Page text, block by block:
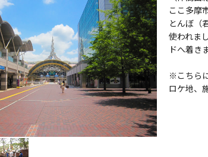
ここ多摩
とんぼ（
使われま
ドへ着き
※こちら
ロケ地、